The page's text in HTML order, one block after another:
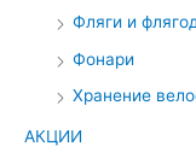
Фляги и
Фонари
Хранение
АКЦИИ